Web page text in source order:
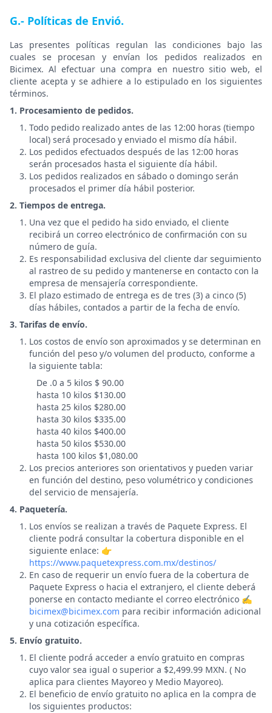
G.- Políticas de Envió.
Las presentes políticas regulan las condiciones bajo las
cuales se procesan y envían los pedidos realizados en
Bicimex. Al efectuar una compra en nuestro sitio web, el
cliente acepta y se adhiere a lo estipulado en los siguientes
términos.
1. ⁠Procesamiento de pedidos.
Todo pedido realizado antes de las 12:00 horas (tiempo
local) será procesado y enviado el mismo día hábil.
Los pedidos efectuados después de las 12:00 horas
serán procesados hasta el siguiente día hábil.
Los pedidos realizados en sábado o domingo serán
procesados el primer día hábil posterior.
2. Tiempos de entrega.
Una vez que el pedido ha sido enviado, el cliente
recibirá un correo electrónico de confirmación con su
número de guía.
Es responsabilidad exclusiva del cliente dar seguimiento
al rastreo de su pedido y mantenerse en contacto con la
empresa de mensajería correspondiente.
El plazo estimado de entrega es de tres (3) a cinco (5)
días hábiles, contados a partir de la fecha de envío.
3. Tarifas de envío.
Los costos de envío son aproximados y se determinan en
función del peso y/o volumen del producto, conforme a
la siguiente tabla:
De .0 a 5 kilos $ 90.00
hasta 10 kilos $130.00
hasta 25 kilos $280.00
hasta 30 kilos $335.00
hasta 40 kilos $400.00
hasta 50 kilos $530.00
hasta 100 kilos $1,080.00
Los precios anteriores son orientativos y pueden variar
en función del destino, peso volumétrico y condiciones
del servicio de mensajería.
4. Paquetería.
Los envíos se realizan a través de Paquete Express. El
cliente podrá consultar la cobertura disponible en el
siguiente enlace: 👉
https://www.paquetexpress.com.mx/destinos/
En caso de requerir un envío fuera de la cobertura de
Paquete Express o hacia el extranjero, el cliente deberá
ponerse en contacto mediante el correo electrónico ✍️
bicimex@bicimex.com para recibir información adicional
y una cotización específica.
5. Envío gratuito.
El cliente podrá acceder a envío gratuito en compras
cuyo valor sea igual o superior a $2,499.99 MXN. ( No
aplica para clientes Mayoreo y Medio Mayoreo).
El beneficio de envío gratuito no aplica en la compra de
los siguientes productos: